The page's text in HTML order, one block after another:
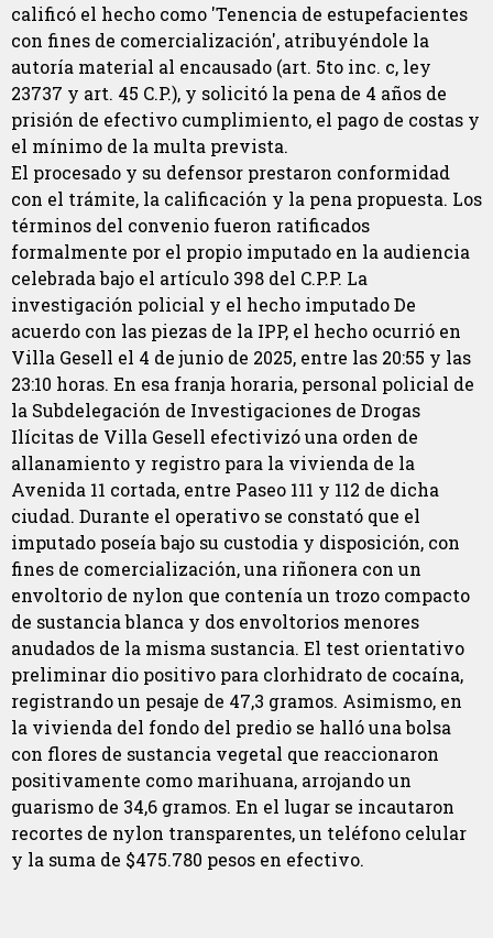
calificó el hecho como 'Tenencia de estupefacientes
con fines de comercialización', atribuyéndole la
autoría material al encausado (art. 5to inc. c, ley
23737 y art. 45 C.P.), y solicitó la pena de 4 años de
prisión de efectivo cumplimiento, el pago de costas y
el mínimo de la multa prevista.
El procesado y su defensor prestaron conformidad
con el trámite, la calificación y la pena propuesta. Los
términos del convenio fueron ratificados
formalmente por el propio imputado en la audiencia
celebrada bajo el artículo 398 del C.P.P. La
investigación policial y el hecho imputado De
acuerdo con las piezas de la IPP, el hecho ocurrió en
Villa Gesell el 4 de junio de 2025, entre las 20:55 y las
23:10 horas. En esa franja horaria, personal policial de
la Subdelegación de Investigaciones de Drogas
Ilícitas de Villa Gesell efectivizó una orden de
allanamiento y registro para la vivienda de la
Avenida 11 cortada, entre Paseo 111 y 112 de dicha
ciudad. Durante el operativo se constató que el
imputado poseía bajo su custodia y disposición, con
fines de comercialización, una riñonera con un
envoltorio de nylon que contenía un trozo compacto
de sustancia blanca y dos envoltorios menores
anudados de la misma sustancia. El test orientativo
preliminar dio positivo para clorhidrato de cocaína,
registrando un pesaje de 47,3 gramos. Asimismo, en
la vivienda del fondo del predio se halló una bolsa
con flores de sustancia vegetal que reaccionaron
positivamente como marihuana, arrojando un
guarismo de 34,6 gramos. En el lugar se incautaron
recortes de nylon transparentes, un teléfono celular
y la suma de $475.780 pesos en efectivo.